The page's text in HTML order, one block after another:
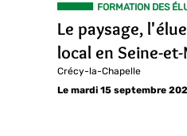
FORMATION DES
Le paysage,
local en Seine-
Crécy-la-Chapelle
Le mardi 15 septembre